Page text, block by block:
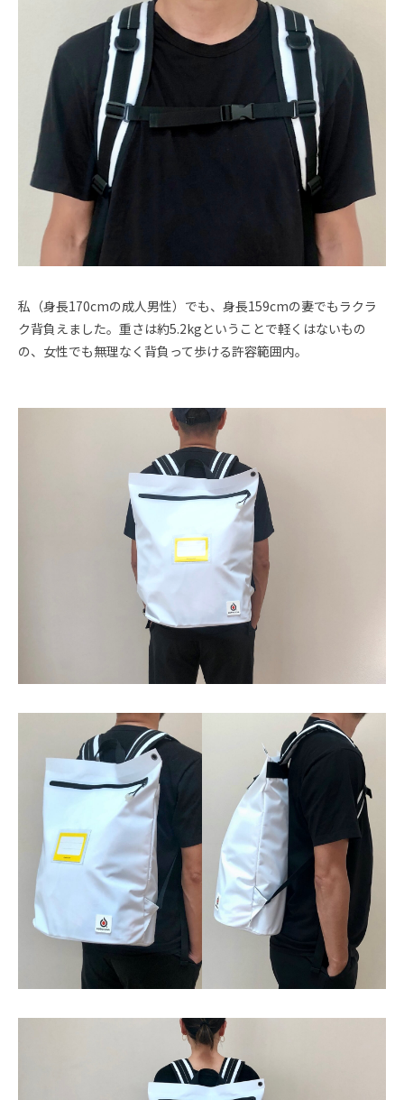
私（身長170cmの成人男性）でも、身長159cmの妻でもラクラ
ク背負えました。重さは約5.2kgということで軽くはないもの
の、女性でも無理なく背負って歩ける許容範囲内。